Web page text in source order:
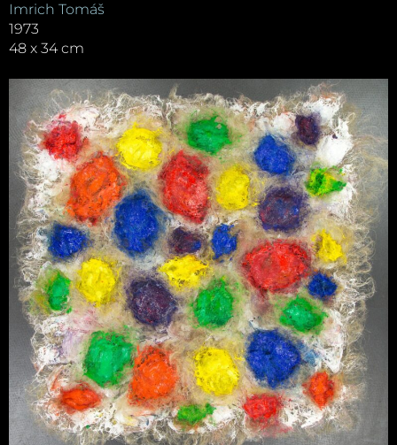
Imrich Tomáš
1973
48 x 34 cm